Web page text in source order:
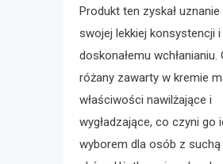
Produkt ten zyskał uznanie
swojej lekkiej konsystencji i
doskonałemu wchłanianiu.
różany zawarty w kremie
właściwości nawilżające i
wygładzające, co czyni go
wyborem dla osób z suchą